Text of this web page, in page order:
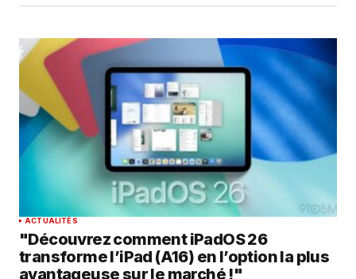
ACTUALITÉS
"Découvrez comment iPadOS 26
transforme l’iPad (A16) en l’option la plus
avantageuse sur le marché !"